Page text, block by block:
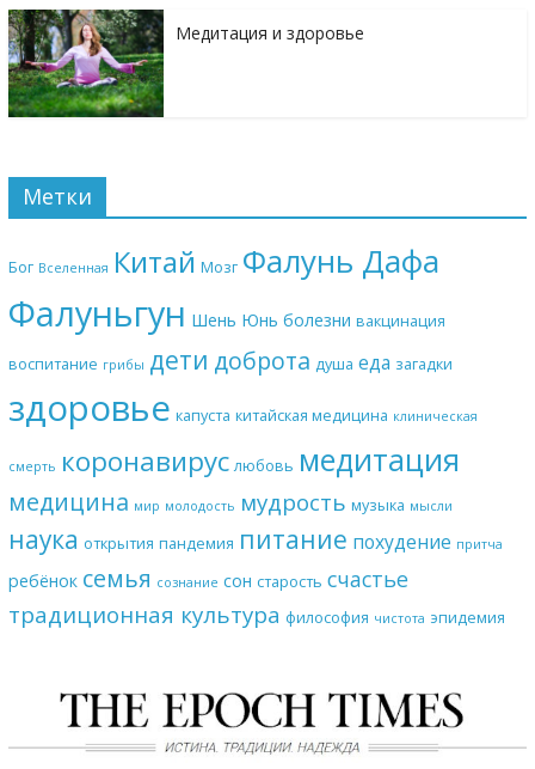
Медитация и здоровье
Метки
Бог Вселенная Китай Мозг Фалунь Дафа
Фалуньгун Шень Юнь болезни вакцинация
воспитание грибы дети доброта душа еда загадки
здоровье капуста китайская медицина клиническая
смерть коронавирус любовь медитация
медицина мир молодость мудрость музыка мысли
наука открытия пандемия питание похудение притча
ребёнок семья сознание сон старость счастье
традиционная культура философия чистота эпидемия